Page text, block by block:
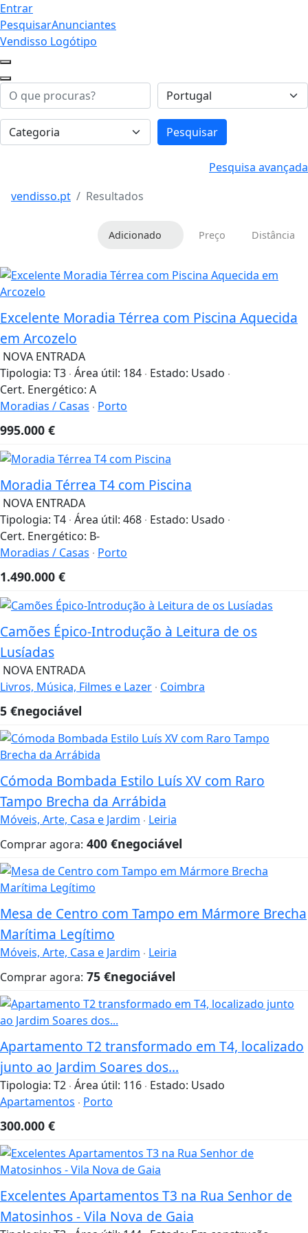
Entrar
PesquisarAnunciantes
Vendisso Logótipo
Pesquisar
Pesquisa avançada
vendisso.pt
Resultados
Adicionado Preço Distância
Excelente Moradia Térrea com Piscina Aquecida
em Arcozelo
NOVA ENTRADA
Tipologia: T3 Área útil: 184 Estado: Usado
Cert. Energético: A
Moradias / Casas
Porto
995.000 €
Moradia Térrea T4 com Piscina
NOVA ENTRADA
Tipologia: T4 Área útil: 468 Estado: Usado
Cert. Energético: B-
Moradias / Casas
Porto
1.490.000 €
Camões Épico-Introdução à Leitura de os
Lusíadas
NOVA ENTRADA
Livros, Música, Filmes e Lazer Coimbra
5 €negociável
Cómoda Bombada Estilo Luís XV com Raro
Tampo Brecha da Arrábida
Móveis, Arte, Casa e Jardim
Leiria
Comprar agora: 400 €negociável
Mesa de Centro com Tampo em Mármore Brecha
Marítima Legítimo
Móveis, Arte, Casa e Jardim
Leiria
Comprar agora: 75 €negociável
Apartamento T2 transformado em T4, localizado
junto ao Jardim Soares dos...
Tipologia: T2 Área útil: 116 Estado: Usado
Apartamentos
Porto
300.000 €
Excelentes Apartamentos T3 na Rua Senhor de
Matosinhos - Vila Nova de Gaia